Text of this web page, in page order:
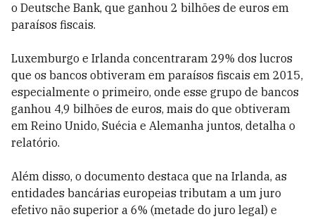
o Deutsche Bank, que ganhou 2 bilhões de euros em
paraísos fiscais.
Luxemburgo e Irlanda concentraram 29% dos lucros
que os bancos obtiveram em paraísos fiscais em 2015,
especialmente o primeiro, onde esse grupo de bancos
ganhou 4,9 bilhões de euros, mais do que obtiveram
em Reino Unido, Suécia e Alemanha juntos, detalha o
relatório.
Além disso, o documento destaca que na Irlanda, as
entidades bancárias europeias tributam a um juro
efetivo não superior a 6% (metade do juro legal) e